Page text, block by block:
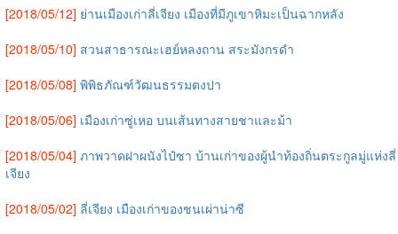
[2018/05/12] ย่านเมืองเก่าลี่เจียง เมืองที่มีภูเขาหิมะเป็นฉากหลัง
[2018/05/10] สวนสาธารณะเฮย์หลงถาน สระมังกรดำ
[2018/05/08] พิพิธภัณฑ์วัฒนธรรมตงปา
[2018/05/06] เมืองเก่าซู่เหอ บนเส้นทางสายชาและม้า
[2018/05/04] ภาพวาดฝาผนังไป๋ซา บ้านเก่าของผู้นำท้องถิ่นตระกูลมู่แห่งลี่
เจียง
[2018/05/02] ลี่เจียง เมืองเก่าของชนเผ่าน่าซี